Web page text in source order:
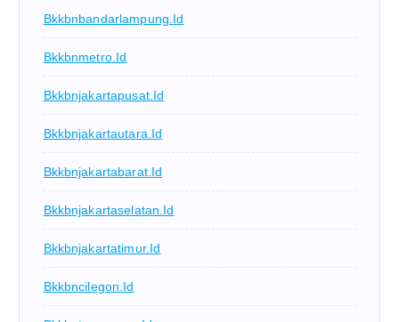
Bkkbnbandarlampung.id
Bkkbnmetro.id
Bkkbnjakartapusat.id
Bkkbnjakartautara.id
Bkkbnjakartabarat.id
Bkkbnjakartaselatan.id
Bkkbnjakartatimur.id
Bkkbncilegon.id